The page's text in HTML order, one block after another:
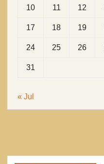
10 11 12
17 18 19
24 25 26
31
« Jul